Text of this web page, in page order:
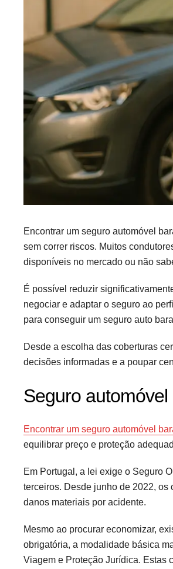
Encontrar um seguro automóvel
sem correr riscos. Muitos
disponíveis no mercado ou não
É possível reduzir
negociar e adaptar o seguro ao
para conseguir um seguro auto
Desde a escolha das coberturas
decisões informadas e a poupar
Seguro
Encontrar um seguro automóvel
equilibrar preço e proteção
Em Portugal, a lei exige o Seguro
terceiros. Desde junho de 2022,
danos materiais por acidente.
Mesmo ao procurar economizar,
obrigatória, a modalidade básica
Viagem e Proteção Jurídica. Estas